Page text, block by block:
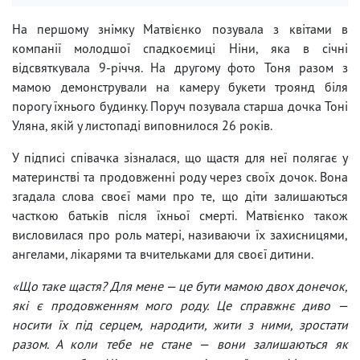
На першому знімку Матвієнко позувала з квітами в
компанії молодшої спадкоємиці Ніни, яка в січні
відсвяткувала 9-річчя. На другому фото Тоня разом з
мамою демонстрували на камеру букети троянд біля
порогу їхнього будинку. Поруч позувала старша дочка Тоні
Уляна, якій у листопаді виповнилося 26 років.
У підписі співачка зізналася, що щастя для неї полягає у
материнстві та продовженні роду через своїх дочок. Вона
згадала слова своєї мами про те, що діти залишаються
часткою батьків після їхньої смерті. Матвієнко також
висловилася про роль матері, називаючи їх захисницями,
ангелами, лікарями та вчительками для своєї дитини.
«Що таке щастя? Для мене — це бути мамою двох донечок,
які є продовженням мого роду. Це справжнє диво —
носити їх під серцем, народити, жити з ними, зростати
разом. А коли тебе не стане — вони залишаються як